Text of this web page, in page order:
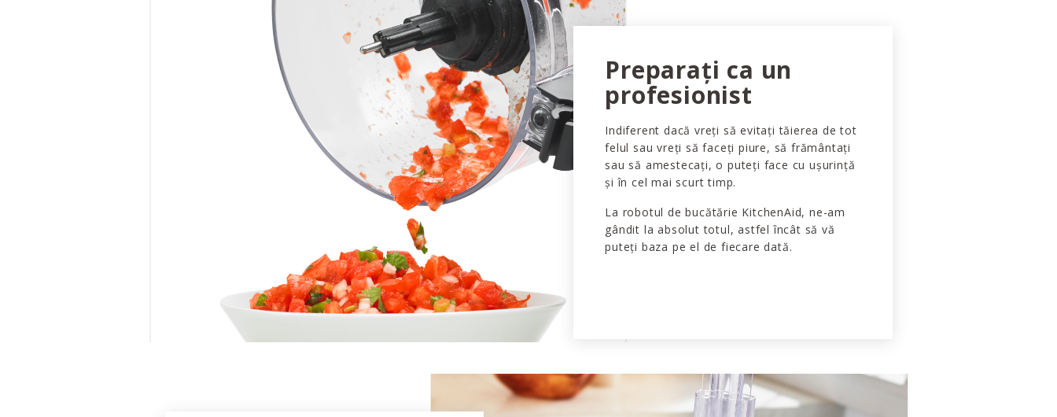
Preparați ca un
profesionist
Indiferent dacă vreți să evitați tăierea de tot
felul sau vreți să faceți piure, să frământați
sau să amestecați, o puteți face cu ușurință
și în cel mai scurt timp.
La robotul de bucătărie KitchenAid, ne-am
gândit la absolut totul, astfel încât să vă
puteți baza pe el de fiecare dată.